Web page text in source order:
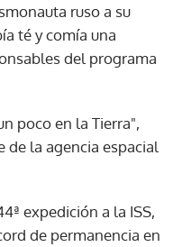
ruso a su
té y comía una
del programa
poco en la Tierra",
de la agencia espacial
expedición a la ISS,
de permanencia en